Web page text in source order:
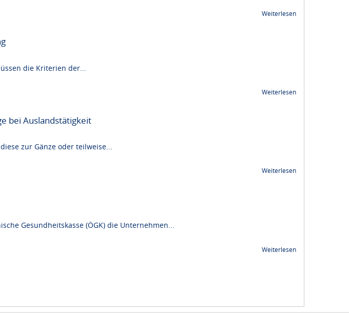
Weiterlesen
die Kriterien der...
Weiterlesen
bei Auslandstätigkeit
zur Gänze oder teilweise...
Weiterlesen
Gesundheitskasse (ÖGK) die Unternehmen...
Weiterlesen